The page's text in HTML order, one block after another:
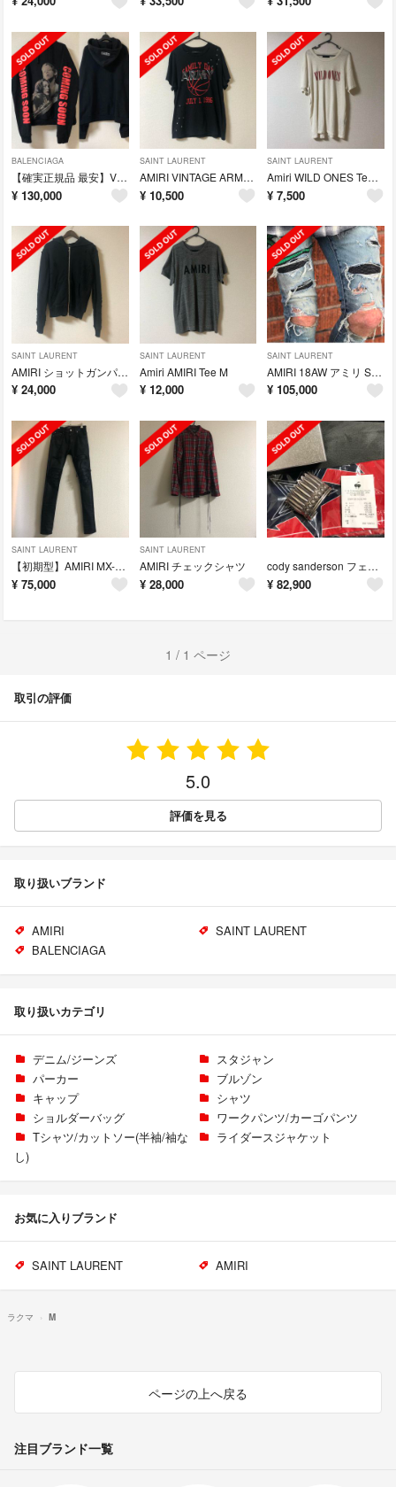
BALENCIAGA
【確実正規品 最安】VETEMENTS タイタニック パーカー XS
¥ 130,000
SAINT LAURENT
AMIRI VINTAGE ARMY TEE L
¥ 10,500
SAINT LAURENT
Amiri WILD ONES Tee XS
¥ 7,500
SAINT LAURENT
AMIRI ショットガンパーカー XS
¥ 24,000
SAINT LAURENT
Amiri AMIRI Tee M
¥ 12,000
SAINT LAURENT
AMIRI 18AW アミリ Sneak 29
¥ 105,000
SAINT LAURENT
【初期型】AMIRI MX-1 29 コーティングタイプ
¥ 75,000
SAINT LAURENT
AMIRI チェックシャツ
¥ 28,000
cody sanderson フェザーカフ S
¥ 82,900
1 / 1 ページ
取引の評価
5.0
評価を見る
取り扱いブランド
AMIRI
SAINT LAURENT
BALENCIAGA
取り扱いカテゴリ
デニム/ジーンズ
スタジャン
パーカー
ブルゾン
キャップ
シャツ
ショルダーバッグ
ワークパンツ/カーゴパンツ
Tシャツ/カットソー(半袖/袖な
し)
ライダースジャケット
お気に入りブランド
SAINT LAURENT AMIRI
ラクマ M
ページの上へ戻る
注目ブランド一覧